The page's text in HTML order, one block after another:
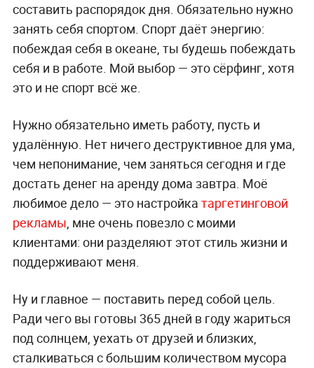
составить распорядок дня. Обязательно нужно
занять себя спортом. Спорт даёт энергию:
побеждая себя в океане, ты будешь побеждать
себя и в работе. Мой выбор — это сёрфинг, хотя
это и не спорт всё же.
Нужно обязательно иметь работу, пусть и
удалённую. Нет ничего деструктивное для ума,
чем непонимание, чем заняться сегодня и где
достать денег на аренду дома завтра. Моё
любимое дело — это настройка таргетинговой
рекламы, мне очень повезло с моими
клиентами: они разделяют этот стиль жизни и
поддерживают меня.
Ну и главное — поставить перед собой цель.
Ради чего вы готовы 365 дней в году жариться
под солнцем, уехать от друзей и близких,
сталкиваться с большим количеством мусора